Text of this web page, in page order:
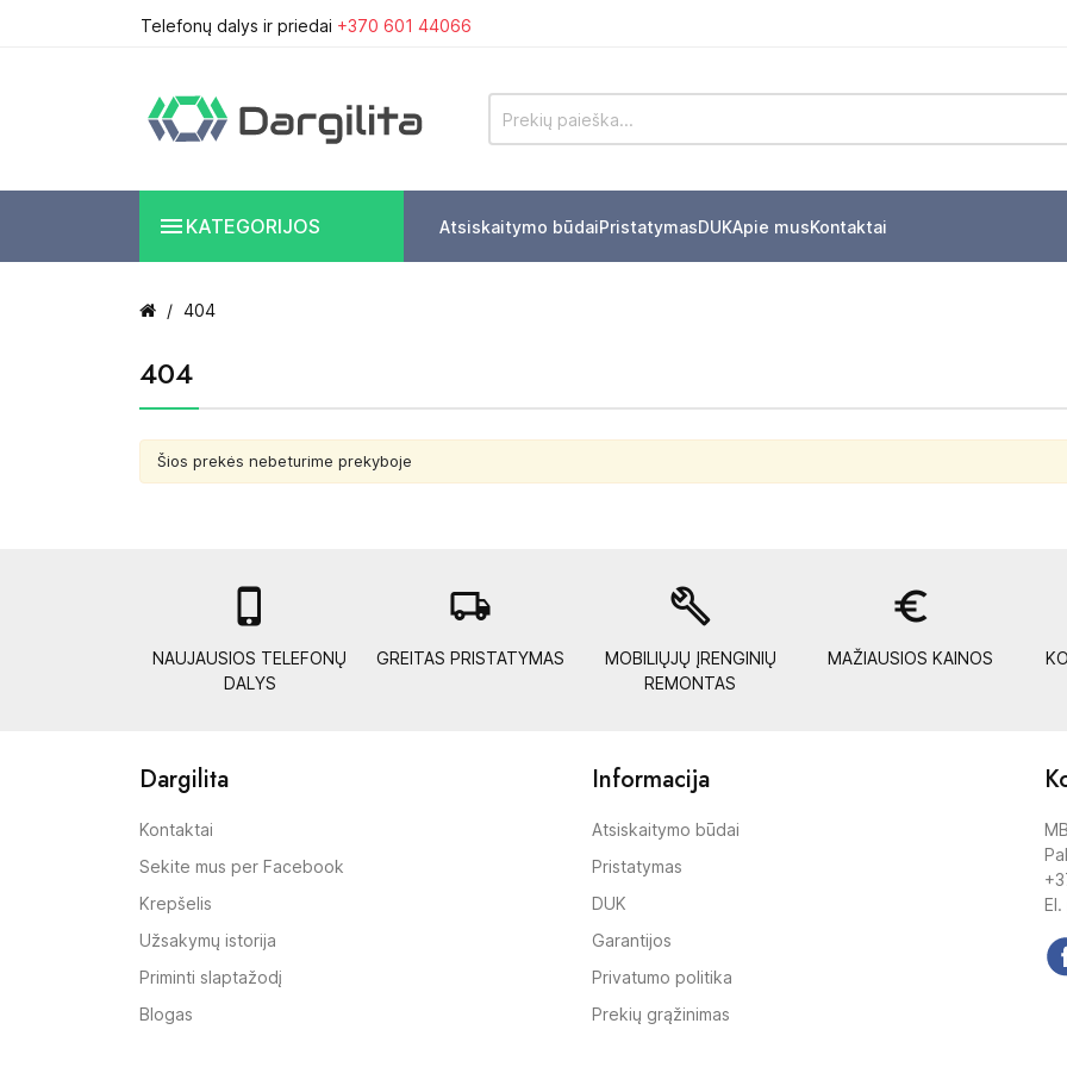
Telefonų dalys ir priedai +370 601 44066
 KATEGORIJOS Atsiskaitymo būdaiPristatymasDUKApie musKontaktai
404
404
Šios prekės nebeturime prekyboje

NAUJAUSIOS TELEFONŲ
DALYS
local_shipping
GREITAS PRISTATYMAS
build
MOBILIŲJŲ ĮRENGINIŲ
REMONTAS
euro_symbol
MAŽIAUSIOS KAINOS
Dargilita
Kontaktai
Sekite mus per Facebook
Krepšelis
Užsakymų istorija
Priminti slaptažodį
Blogas
Informacija
Atsiskaitymo būdai
Pristatymas
DUK
Garantijos
Privatumo politika
Prekių grąžinimas